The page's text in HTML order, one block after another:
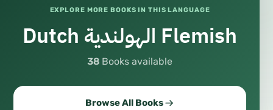
EXPLORE MORE BOOKS IN THIS LANGUAGE
Dutch الهولندية Flemish
38 Books available
Browse All Books